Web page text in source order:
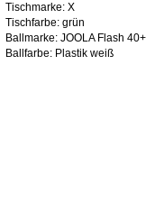
Tischmarke: X
Tischfarbe: grün
Ballmarke: JOOLA Flash
Ballfarbe: Plastik weiß